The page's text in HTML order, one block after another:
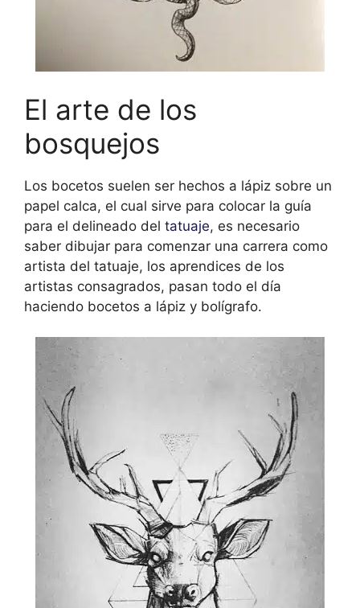
El arte de los
bosquejos
Los bocetos suelen ser hechos a lápiz sobre un
papel calca, el cual sirve para colocar la guía
para el delineado del tatuaje, es necesario
saber dibujar para comenzar una carrera como
artista del tatuaje, los aprendices de los
artistas consagrados, pasan todo el día
haciendo bocetos a lápiz y bolígrafo.